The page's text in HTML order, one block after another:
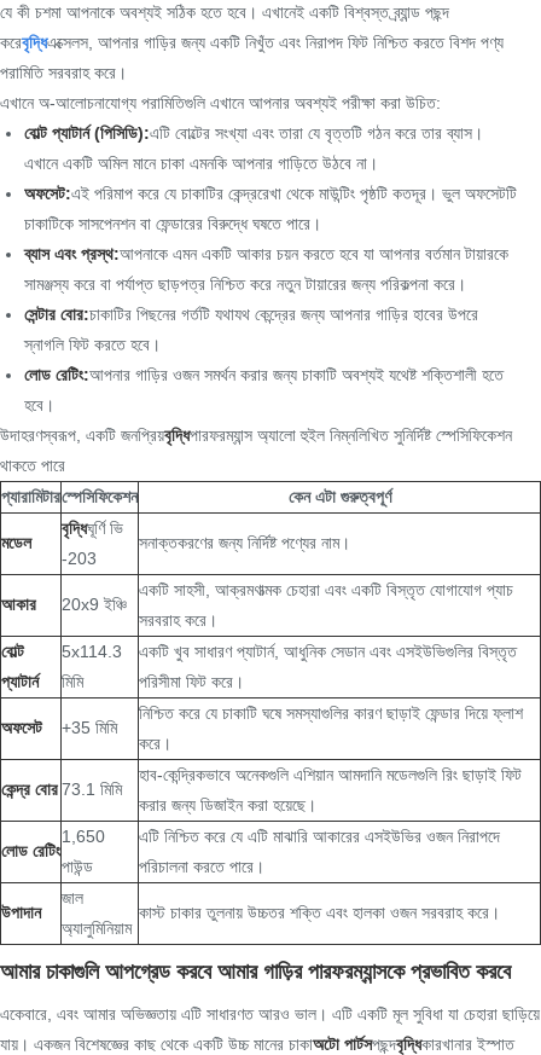
যে কী চশমা আপনাকে অবশ্যই সঠিক হতে হবে। এখানেই একটি বিশ্বস্ত ব্র্যান্ড পছন্দ
করেবৃদ্ধিএক্সেলস, আপনার গাড়ির জন্য একটি নিখুঁত এবং নিরাপদ ফিট নিশ্চিত করতে বিশদ পণ্য
পরামিতি সরবরাহ করে।
এখানে অ-আলোচনাযোগ্য পরামিতিগুলি এখানে আপনার অবশ্যই পরীক্ষা করা উচিত:
বোল্ট প্যাটার্ন (পিসিডি):এটি বোল্টের সংখ্যা এবং তারা যে বৃত্তটি গঠন করে তার ব্যাস।
এখানে একটি অমিল মানে চাকা এমনকি আপনার গাড়িতে উঠবে না।
অফসেট:এই পরিমাপ করে যে চাকাটির কেন্দ্ররেখা থেকে মাউন্টিং পৃষ্ঠটি কতদূর। ভুল অফসেটটি
চাকাটিকে সাসপেনশন বা ফেন্ডারের বিরুদ্ধে ঘষতে পারে।
ব্যাস এবং প্রস্থ:আপনাকে এমন একটি আকার চয়ন করতে হবে যা আপনার বর্তমান টায়ারকে
সামঞ্জস্য করে বা পর্যাপ্ত ছাড়পত্র নিশ্চিত করে নতুন টায়ারের জন্য পরিকল্পনা করে।
সেন্টার বোর:চাকাটির পিছনের গর্তটি যথাযথ কেন্দ্রের জন্য আপনার গাড়ির হাবের উপরে
স্নাগলি ফিট করতে হবে।
লোড রেটিং:আপনার গাড়ির ওজন সমর্থন করার জন্য চাকাটি অবশ্যই যথেষ্ট শক্তিশালী হতে
হবে।
উদাহরণস্বরূপ, একটি জনপ্রিয়বৃদ্ধিপারফরম্যান্স অ্যালো হুইল নিম্নলিখিত সুনির্দিষ্ট স্পেসিফিকেশন
থাকতে পারে
প্যারামিটারস্পেসিফিকেশন কেন এটা গুরুত্বপূর্ণ
মডেল
বৃদ্ধিঘূর্ণি ভি
-203
সনাক্তকরণের জন্য নির্দিষ্ট পণ্যের নাম।
আকার 20x9 ইঞ্চি
একটি সাহসী, আক্রমণাত্মক চেহারা এবং একটি বিস্তৃত যোগাযোগ প্যাচ
সরবরাহ করে।
বোল্ট
প্যাটার্ন
5x114.3
মিমি
একটি খুব সাধারণ প্যাটার্ন, আধুনিক সেডান এবং এসইউভিগুলির বিস্তৃত
পরিসীমা ফিট করে।
অফসেট +35 মিমি
নিশ্চিত করে যে চাকাটি ঘষে সমস্যাগুলির কারণ ছাড়াই ফেন্ডার দিয়ে ফ্লাশ
করে।
কেন্দ্র বোর73.1 মিমি
হাব-কেন্দ্রিকভাবে অনেকগুলি এশিয়ান আমদানি মডেলগুলি রিং ছাড়াই ফিট
করার জন্য ডিজাইন করা হয়েছে।
লোড রেটিং
1,650
পাউন্ড
এটি নিশ্চিত করে যে এটি মাঝারি আকারের এসইউভির ওজন নিরাপদে
পরিচালনা করতে পারে।
উপাদান
জাল
অ্যালুমিনিয়াম
কাস্ট চাকার তুলনায় উচ্চতর শক্তি এবং হালকা ওজন সরবরাহ করে।
আমার চাকাগুলি আপগ্রেড করবে আমার গাড়ির পারফরম্যান্সকে প্রভাবিত করবে
একেবারে, এবং আমার অভিজ্ঞতায় এটি সাধারণত আরও ভাল। এটি একটি মূল সুবিধা যা চেহারা ছাড়িয়ে
যায়। একজন বিশেষজ্ঞের কাছ থেকে একটি উচ্চ মানের চাকাঅটো পার্টসপছন্দবৃদ্ধিকারখানার ইস্পাত